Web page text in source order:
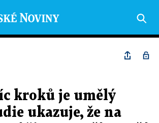
kroků je umělý
ukazuje, že na